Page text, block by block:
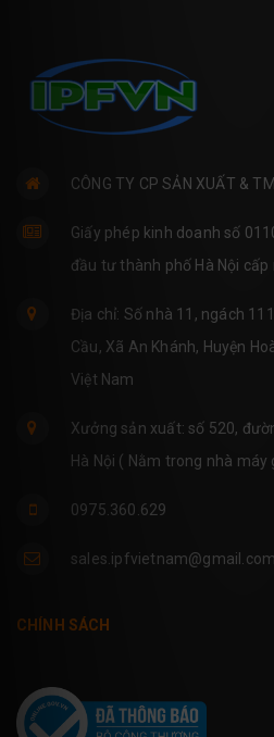
CÔNG TY CP SẢN XUẤT &
Giấy phép kinh doanh số
đầu tư thành phố Hà Nội
Địa chỉ: Số nhà 11, ngách
Cầu, Xã An Khánh, Huyện
Việt Nam
Xưởng sản xuất: số 520,
Hà Nội ( Nằm trong nhà máy
0975.360.629
sales.ipfvietnam@gmail.com
CHÍNH SÁCH